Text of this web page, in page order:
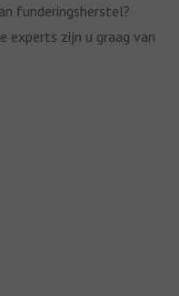
funderingsherstel?
experts zijn u graag van